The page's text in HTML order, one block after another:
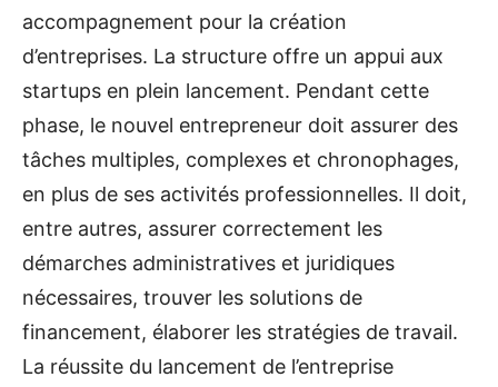
accompagnement pour la création
d’entreprises. La structure offre un appui aux
startups en plein lancement. Pendant cette
phase, le nouvel entrepreneur doit assurer des
tâches multiples, complexes et chronophages,
en plus de ses activités professionnelles. Il doit,
entre autres, assurer correctement les
démarches administratives et juridiques
nécessaires, trouver les solutions de
financement, élaborer les stratégies de travail.
La réussite du lancement de l’entreprise